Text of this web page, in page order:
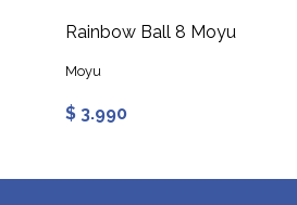
Rainbow Ball 8 Moyu
Moyu
$ 3.990